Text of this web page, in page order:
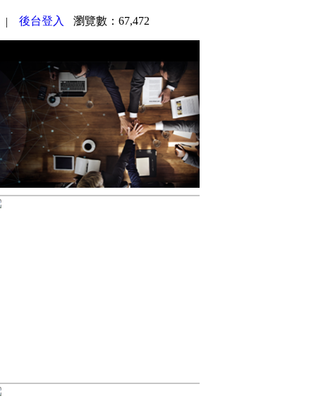
| 後台登入 瀏覽數：67,472